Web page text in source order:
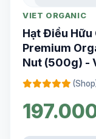
VIET ORGANIC
Hạt Điều Hữu
Premium
Nut (500g) -